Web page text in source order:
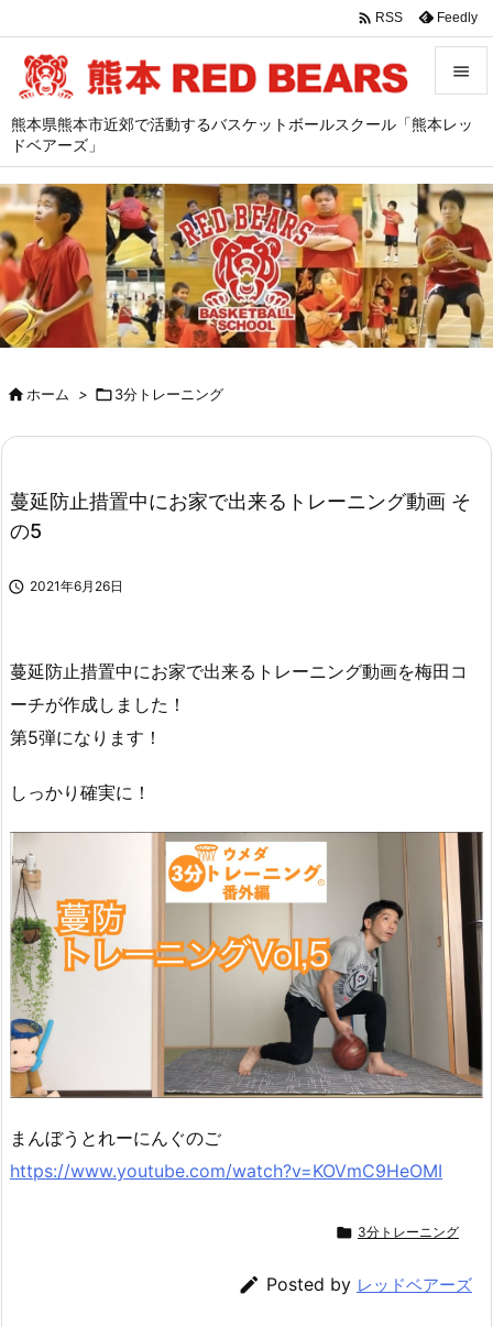
熊本県熊本市近郊で活動するバスケットボールスクール「熊本レッ
ドベアーズ」



サイド

前へ

次へ

 RSS Feedly
ホーム > 3分トレーニング
蔓延防止措置中にお家で出来るトレーニング動画 そ
の5
 2021年6月26日
蔓延防止措置中にお家で出来るトレーニング動画を梅田コ
ーチが作成しました！
第5弾になります！
しっかり確実に！
まんぼうとれーにんぐのご
https://www.youtube.com/watch?v=KOVmC9HeOMI
 3分トレーニング
 Posted by レッドベアーズ